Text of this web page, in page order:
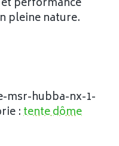
performance
pleine nature.
msr-hubba-nx-1-
:tente dôme